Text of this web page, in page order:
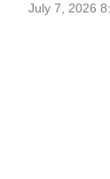
July 7, 2026